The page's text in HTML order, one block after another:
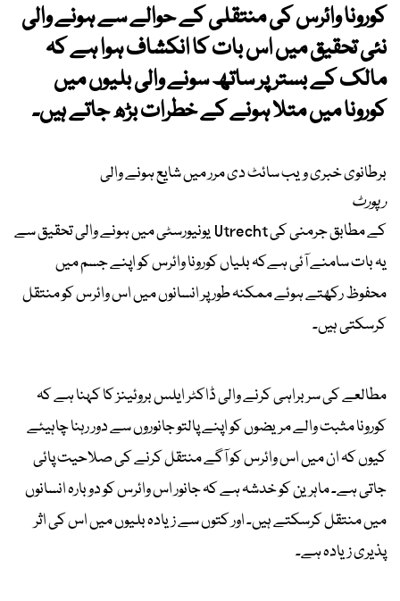
کورونا وائرس کی منتقلی کے حوالے سے ہونے والی
نئی تحقیق میں اس بات کا انکشاف ہوا ہے کہ
مالک کے بستر پر ساتھ سونے والی بلیوں میں
کورونا میں متلا ہونے کے خطرات بڑھ جاتے ہیں۔
برطانوی خبری ویب سائٹ دی مرر میں شایع ہونے والی
رپورٹ
کے مطابق جرمنی کی Utrecht یونیورسٹی میں ہونے والی تحقیق سے
یہ بات سامنے آئی ہےکہ بلیاں کورونا وائرس کو اپنے جسم میں
محفوظ رکھتے ہوئے ممکنہ طور پر انسانوں میں اس وائرس کو منتقل
کرسکتی ہیں۔
مطالعے کی سربراہی کرنے والی ڈاکٹر ایلس بروئینز کا کہنا ہے کہ
کورونا مثبت والے مریضوں کو اپنے پالتو جانوروں سے دور رہنا چاہیئے
کیوں کہ ان میں اس وائرس کو آگے منتقل کرنے کی صلاحیت پائی
جاتی ہے۔ ماہرین کو خدشہ ہے کہ جانور اس وائرس کو دوبارہ انسانوں
میں منتقل کرسکتے ہیں۔ اور کتوں سے زیادہ بلیوں میں اس کی اثر
پذیری زیادہ ہے۔